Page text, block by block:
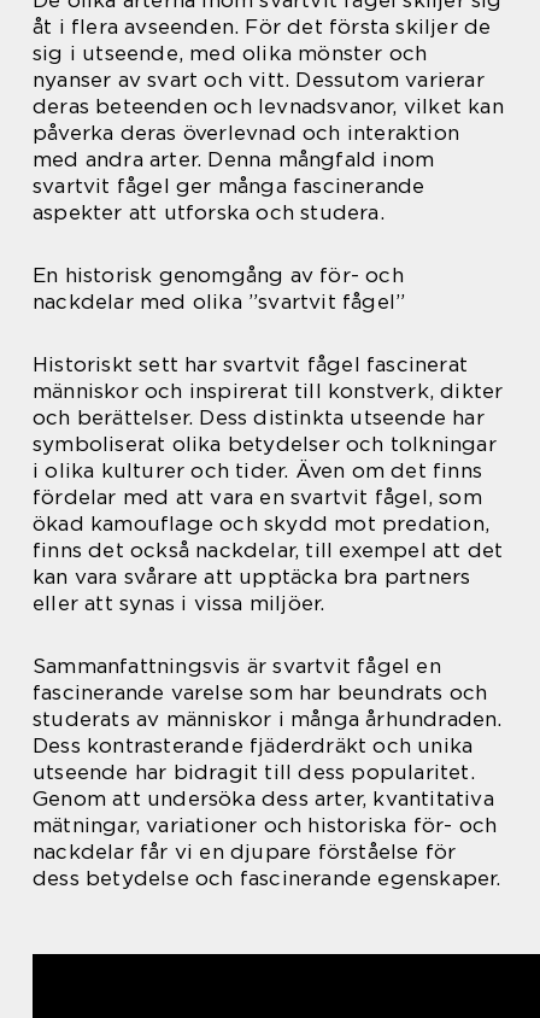
åt i flera avseenden. För det första skiljer de
sig i utseende, med olika mönster och
nyanser av svart och vitt. Dessutom varierar
deras beteenden och levnadsvanor, vilket kan
påverka deras överlevnad och interaktion
med andra arter. Denna mångfald inom
svartvit fågel ger många fascinerande
aspekter att utforska och studera.
En historisk genomgång av för- och
nackdelar med olika ”svartvit fågel”
Historiskt sett har svartvit fågel fascinerat
människor och inspirerat till konstverk, dikter
och berättelser. Dess distinkta utseende har
symboliserat olika betydelser och tolkningar
i olika kulturer och tider. Även om det finns
fördelar med att vara en svartvit fågel, som
ökad kamouflage och skydd mot predation,
finns det också nackdelar, till exempel att det
kan vara svårare att upptäcka bra partners
eller att synas i vissa miljöer.
Sammanfattningsvis är svartvit fågel en
fascinerande varelse som har beundrats och
studerats av människor i många århundraden.
Dess kontrasterande fjäderdräkt och unika
utseende har bidragit till dess popularitet.
Genom att undersöka dess arter, kvantitativa
mätningar, variationer och historiska för- och
nackdelar får vi en djupare förståelse för
dess betydelse och fascinerande egenskaper.